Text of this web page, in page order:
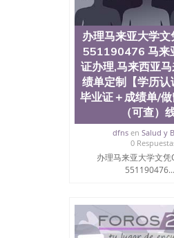
办理马来亚大学
551190476 马来
证办理,马来西亚
绩单定制【学历
毕业证＋成绩单/
（可查）
dfns enSalud y
0
办理马来亚大学文凭
551190476...